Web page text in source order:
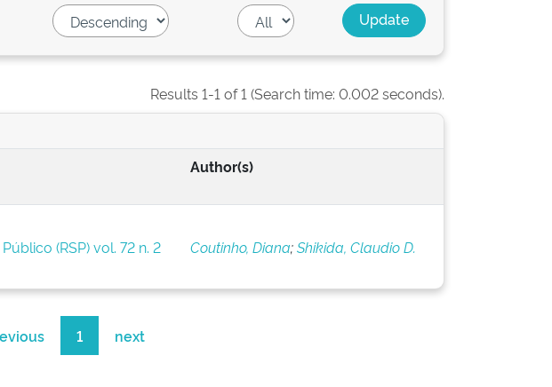
Results 1-1 of 1 (Search time: 0.002 seconds).
Author(s)
(RSP) vol. 72 n. 2 Coutinho, Diana;Shikida, Claudio D.
1 next